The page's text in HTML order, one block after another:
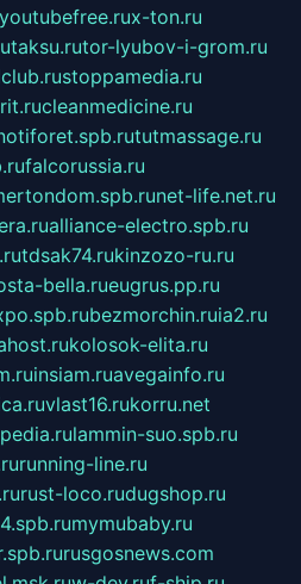
youtubefree.rux-ton.ru
taksu.rutor-lyubov-i-grom.ru
stoppamedia.ru
cleanmedicine.ru
tutmassage.ru
falcorussia.ru
net-life.net.ru
alliance-electro.spb.ru
tdsak74.rukinzozo-ru.ru
bella.rueugrus.pp.ru
bezmorchin.ruia2.ru
kolosok-elita.ru
insiam.ruavegainfo.ru
vlast16.rukorru.net
lammin-suo.spb.ru
running-line.ru
rust-loco.rudugshop.ru
mymubaby.ru
rusgosnews.com